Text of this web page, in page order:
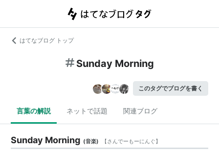
はてなブログ トップ
Sunday Morning
このタグでブログを書く
言葉の解説 ネットで話題 関連ブログ
Sunday Morning (音楽) 【さんでーもーにんぐ】